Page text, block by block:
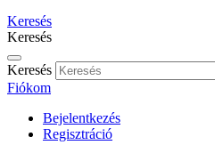
Keresés
Keresés
Keresés
Fiókom
Bejelentkezés
Regisztráció